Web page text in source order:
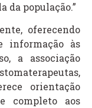
da população.”
oferecendo
informação às
a associação
orientação
completo aos